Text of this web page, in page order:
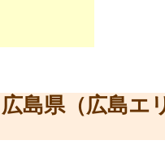
島県（広島エ